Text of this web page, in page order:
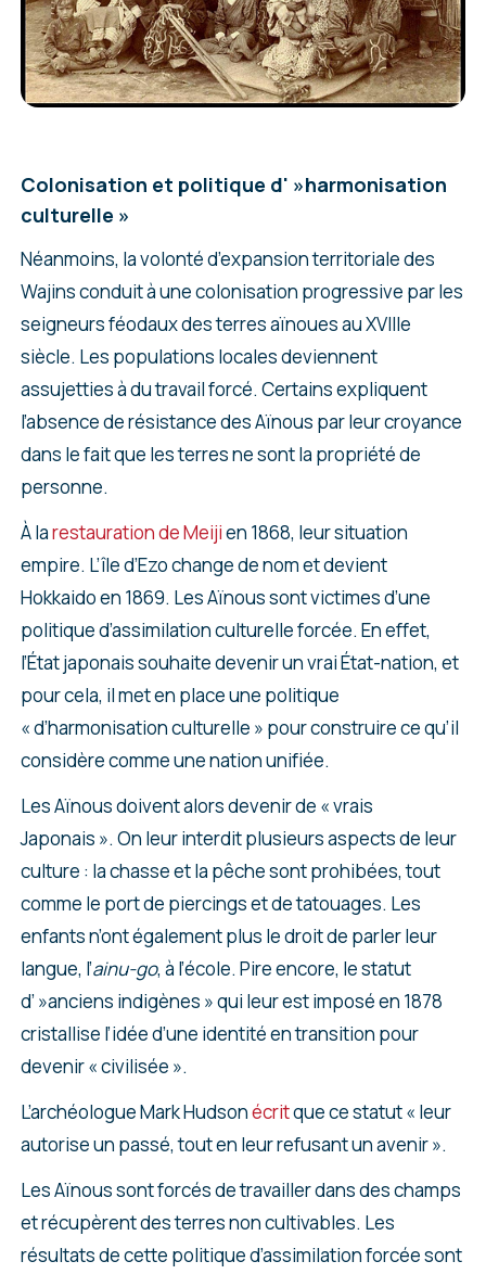
Colonisation et politique d' »harmonisation
culturelle »
Néanmoins, la volonté d’expansion territoriale des
Wajins conduit à une colonisation progressive par les
seigneurs féodaux des terres aïnoues au XVIIIe
siècle. Les populations locales deviennent
assujetties à du travail forcé. Certains expliquent
l’absence de résistance des Aïnous par leur croyance
dans le fait que les terres ne sont la propriété de
personne.
À larestauration de Meijien 1868, leur situation
empire. L’île d’Ezo change de nom et devient
Hokkaido en 1869. Les Aïnous sont victimes d’une
politique d’assimilation culturelle forcée. En effet,
l’État japonais souhaite devenir un vrai État-nation, et
pour cela, il met en place une politique
« d’harmonisation culturelle » pour construire ce qu’il
considère comme une nation unifiée.
Les Aïnous doivent alors devenir de « vrais
Japonais ». On leur interdit plusieurs aspects de leur
culture : la chasse et la pêche sont prohibées, tout
comme le port de piercings et de tatouages. Les
enfants n’ont également plus le droit de parler leur
langue, l’ainu-go, à l’école. Pire encore, le statut
d’ »anciens indigènes » qui leur est imposé en 1878
cristallise l’idée d’une identité en transition pour
devenir « civilisée ».
L’archéologue Mark Hudsonécritque ce statut « leur
autorise un passé, tout en leur refusant un avenir ».
Les Aïnous sont forcés de travailler dans des champs
et récupèrent des terres non cultivables. Les
résultats de cette politique d’assimilation forcée sont